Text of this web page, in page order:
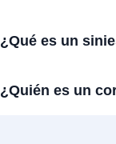
¿Qué es un
¿Quién es un